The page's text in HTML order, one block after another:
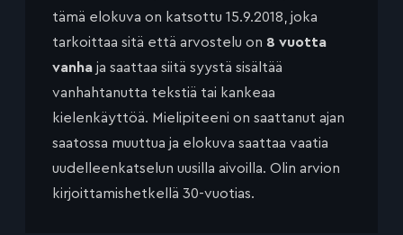
tämä elokuva on katsottu 15.9.2018, joka
tarkoittaa sitä että arvostelu on 8 vuotta
vanha ja saattaa siitä syystä sisältää
vanhahtanutta tekstiä tai kankeaa
kielenkäyttöä. Mielipiteeni on saattanut ajan
saatossa muuttua ja elokuva saattaa vaatia
uudelleenkatselun uusilla aivoilla. Olin arvion
kirjoittamishetkellä 30-vuotias.